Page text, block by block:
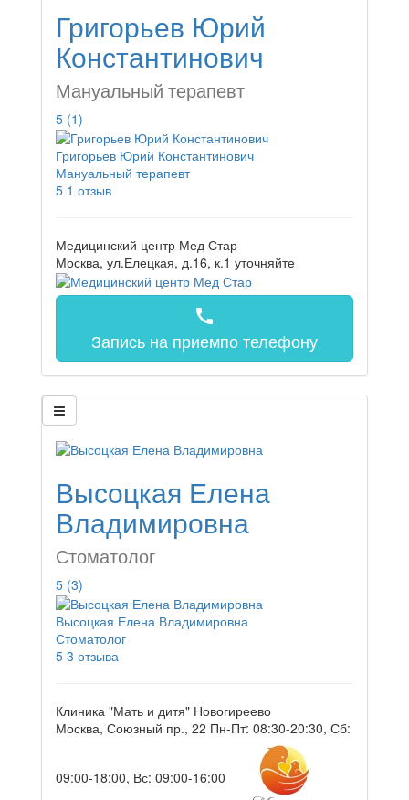
Григорьев Юрий
Константинович
Мануальный терапевт
5 (1)
Григорьев Юрий Константинович
Мануальный терапевт
5 1 отзыв
Медицинский центр Мед Стар
Москва, ул.Елецкая, д.16, к.1 уточняйте
call
Запись на приемпо телефону
Высоцкая Елена
Владимировна
Стоматолог
5 (3)
Высоцкая Елена Владимировна
Стоматолог
5 3 отзыва
Клиника "Мать и дитя" Новогиреево
Москва, Союзный пр., 22 Пн-Пт: 08:30-20:30, Сб:
09:00-18:00, Вс: 09:00-16:00